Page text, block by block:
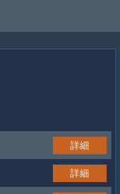
詳細
詳細